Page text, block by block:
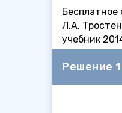
Бесплатное
Л.А.
учебник
Решение 1